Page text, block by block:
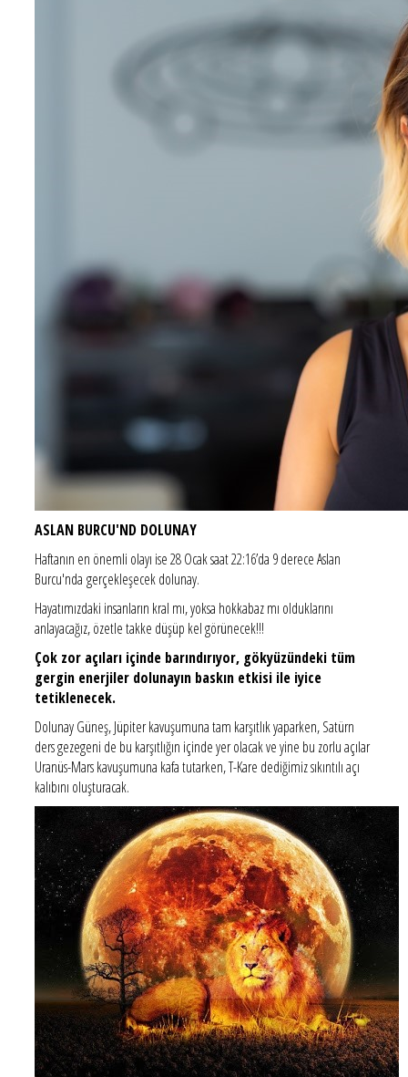
ASLAN BURCU'ND DOLUNAY
Haftanın en önemli olayı ise 28 Ocak saat 22:16’da 9 derece Aslan
Burcu'nda gerçekleşecek dolunay.
Hayatımızdaki insanların kral mı, yoksa hokkabaz mı olduklarını
anlayacağız, özetle takke düşüp kel görünecek!!!
Çok zor açıları içinde barındırıyor, gökyüzündeki tüm
gergin enerjiler dolunayın baskın etkisi ile iyice
tetiklenecek.
Dolunay Güneş, Jüpiter kavuşumuna tam karşıtlık yaparken, Satürn
ders gezegeni de bu karşıtlığın içinde yer olacak ve yine bu zorlu açılar
Uranüs-Mars kavuşumuna kafa tutarken, T-Kare dediğimiz sıkıntılı açı
kalıbını oluşturacak.